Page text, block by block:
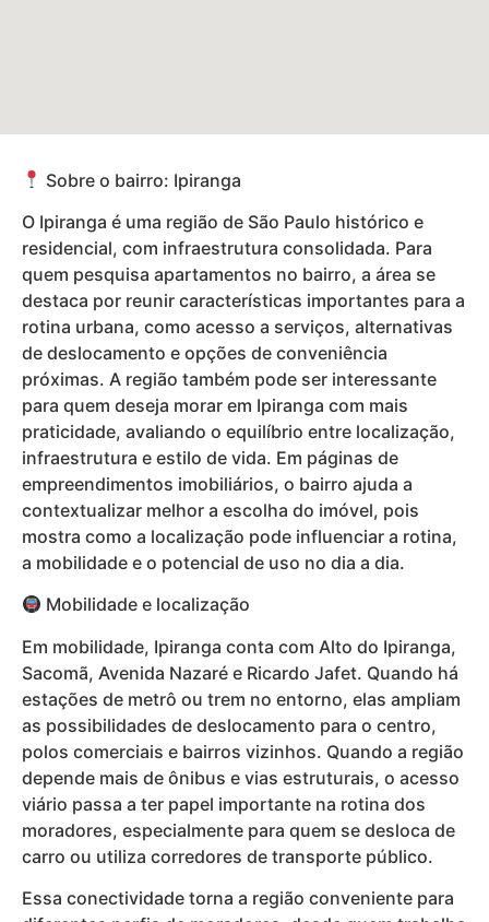
Sobre o bairro: Ipiranga
O Ipiranga é uma região de São Paulo histórico e
residencial, com infraestrutura consolidada. Para
quem pesquisa apartamentos no bairro, a área se
destaca por reunir características importantes para a
rotina urbana, como acesso a serviços, alternativas
de deslocamento e opções de conveniência
próximas. A região também pode ser interessante
para quem deseja morar em Ipiranga com mais
praticidade, avaliando o equilíbrio entre localização,
infraestrutura e estilo de vida. Em páginas de
empreendimentos imobiliários, o bairro ajuda a
contextualizar melhor a escolha do imóvel, pois
mostra como a localização pode influenciar a rotina,
a mobilidade e o potencial de uso no dia a dia.
Mobilidade e localização
Em mobilidade, Ipiranga conta com Alto do Ipiranga,
Sacomã, Avenida Nazaré e Ricardo Jafet. Quando há
estações de metrô ou trem no entorno, elas ampliam
as possibilidades de deslocamento para o centro,
polos comerciais e bairros vizinhos. Quando a região
depende mais de ônibus e vias estruturais, o acesso
viário passa a ter papel importante na rotina dos
moradores, especialmente para quem se desloca de
carro ou utiliza corredores de transporte público.
Essa conectividade torna a região conveniente para